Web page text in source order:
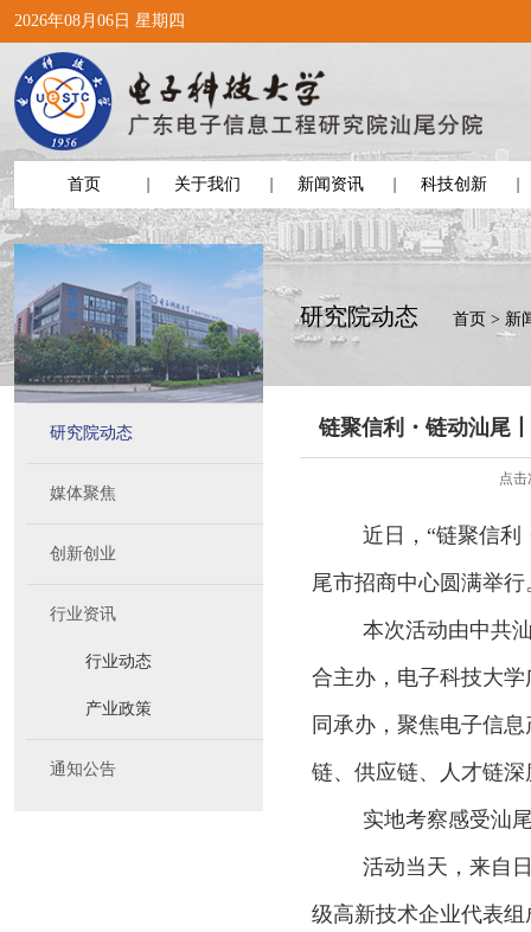
2026年08月06日 星期四
首页 关于我们 新闻资讯 科技创新
研究院动态
媒体聚焦
创新创业
行业资讯
行业动态
产业政策
通知公告
研究院动态 首页 > 新
链聚信利・链动汕尾
点击
近日，“链聚信利
尾市招商中心圆满举行
本次活动由中共
合主办，电子科技大
同承办，聚焦电子信
链、供应链、人才链
实地考察感受汕
活动当天，来自
级高新技术企业代表